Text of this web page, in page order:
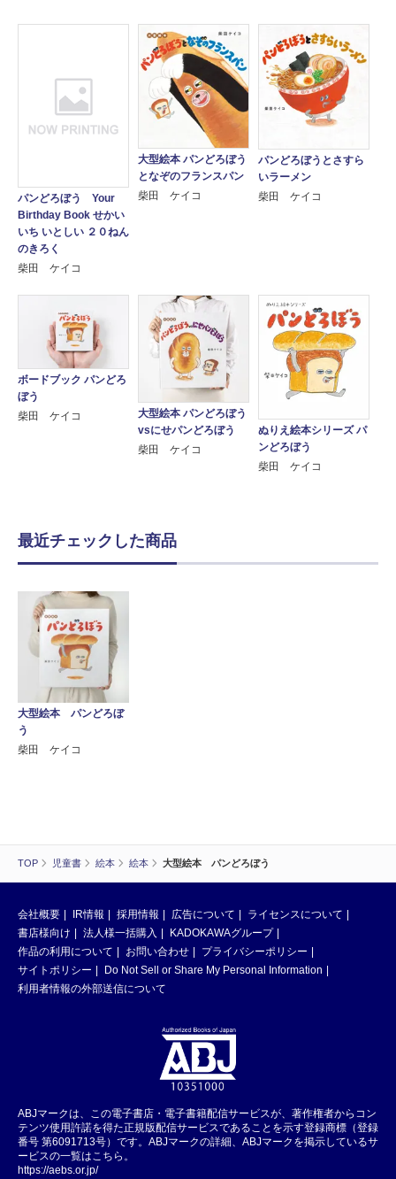
TOP 児童書 絵本 絵本 大型絵本 パンどろぼう
パンどろぼう Your
Birthday Book せかい
いち いとしい ２０ねん
のきろく
柴田 ケイコ
大型絵本 パンどろぼう
となぞのフランスパン
柴田 ケイコ
パンどろぼうとさすら
いラーメン
柴田 ケイコ
ボードブック パンどろ
ぼう
柴田 ケイコ
大型絵本 パンどろぼう
vsにせパンどろぼう
柴田 ケイコ
ぬりえ絵本シリーズ パ
ンどろぼう
柴田 ケイコ
最近チェックした商品
大型絵本 パンどろぼ
う
柴田 ケイコ
会社概要 IR情報 採用情報 広告について
ライセンスについて
書店様向け
法人様一括購入
KADOKAWAグループ
作品の利用について
お問い合わせ
プライバシーポリシー
サイトポリシー
Do Not Sell or Share My Personal Information
利用者情報の外部送信について
ABJマークは、この電子書店・電子書籍配信サービスが、著作権者からコン
テンツ使用許諾を得た正規版配信サービスであることを示す登録商標（登録
番号 第6091713号）です。ABJマークの詳細、ABJマークを掲示しているサ
ービスの一覧はこちら。
https://aebs.or.jp/